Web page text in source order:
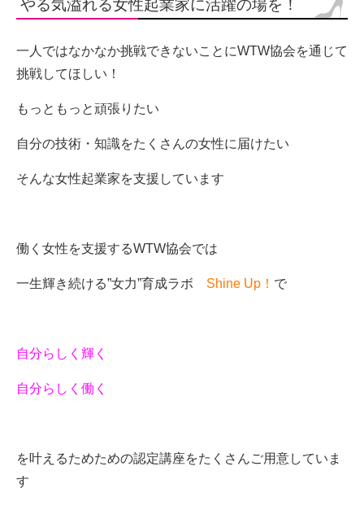
やる気溢れる女性起業家に活躍の場を！
一人ではなかなか挑戦できないことにWTW協会を通じて
挑戦してほしい！
もっともっと頑張りたい
自分の技術・知識をたくさんの女性に届けたい
そんな女性起業家を支援しています
働く女性を支援するWTW協会では
一生輝き続ける”女力”育成ラボ Shine Up！ で
自分らしく輝く
自分らしく働く
を叶えるためための認定講座をたくさんご用意していま
す